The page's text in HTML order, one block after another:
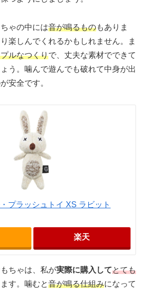
ゃの中には音が鳴るものもありま
楽しんでくれるかもしれません。ま
ルなつくりで、丈夫な素材でできて
う。噛んで遊んでも破れて中身が出
安全です。
プラッシュトイ XS ラビット
楽天
ちゃは、私が実際に購入してとても
す。噛むと音が鳴る仕組みになって